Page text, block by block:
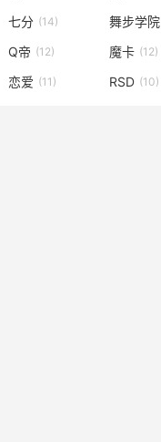
七分 (14) 舞步学院
Q帝 (12) 魔卡 (12)
恋爱 (11) RSD (10)